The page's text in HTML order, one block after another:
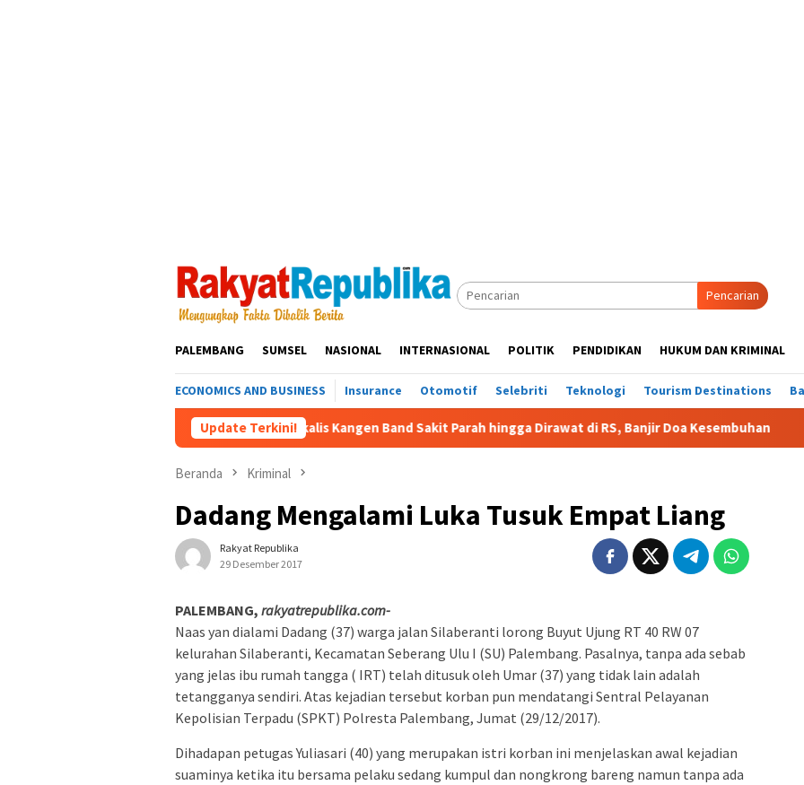
Pencarian
PALEMBANG SUMSEL NASIONAL INTERNASIONAL POLITIK PENDIDIKAN HUKUM DAN KRIMINAL
ECONOMICS AND BUSINESS Insurance Otomotif Selebriti Teknologi Tourism Destinations
Update Terkini!
Andika Vokalis Kangen Band Sakit Parah hingga Dirawat di RS, Banjir Doa Kesembuhan HEBOH!
Beranda Kriminal
Dadang Mengalami Luka Tusuk Empat Liang
Rakyat Republika
29 Desember 2017
PALEMBANG, rakyatrepublika.com-
Naas yan dialami Dadang (37) warga jalan Silaberanti lorong Buyut Ujung RT 40 RW 07
kelurahan Silaberanti, Kecamatan Seberang Ulu I (SU) Palembang. Pasalnya, tanpa ada sebab
yang jelas ibu rumah tangga ( IRT) telah ditusuk oleh Umar (37) yang tidak lain adalah
tetangganya sendiri. Atas kejadian tersebut korban pun mendatangi Sentral Pelayanan
Kepolisian Terpadu (SPKT) Polresta Palembang, Jumat (29/12/2017).
Dihadapan petugas Yuliasari (40) yang merupakan istri korban ini menjelaskan awal kejadian
suaminya ketika itu bersama pelaku sedang kumpul dan nongkrong bareng namun tanpa ada